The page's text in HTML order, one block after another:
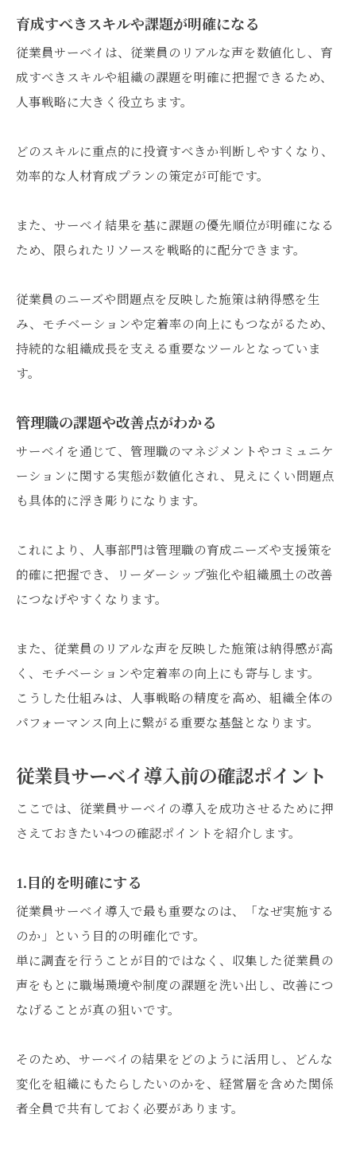
育成すべきスキルや課題が明確になる
従業員サーベイは、従業員のリアルな声を数値化し、育
成すべきスキルや組織の課題を明確に把握できるため、
人事戦略に大きく役立ちます。
どのスキルに重点的に投資すべきか判断しやすくなり、
効率的な人材育成プランの策定が可能です。
また、サーベイ結果を基に課題の優先順位が明確になる
ため、限られたリソースを戦略的に配分できます。
従業員のニーズや問題点を反映した施策は納得感を生
み、モチベーションや定着率の向上にもつながるため、
持続的な組織成長を支える重要なツールとなっていま
す。
管理職の課題や改善点がわかる
サーベイを通じて、管理職のマネジメントやコミュニケ
ーションに関する実態が数値化され、見えにくい問題点
も具体的に浮き彫りになります。
これにより、人事部門は管理職の育成ニーズや支援策を
的確に把握でき、リーダーシップ強化や組織風土の改善
につなげやすくなります。
また、従業員のリアルな声を反映した施策は納得感が高
く、モチベーションや定着率の向上にも寄与します。
こうした仕組みは、人事戦略の精度を高め、組織全体の
パフォーマンス向上に繋がる重要な基盤となります。
従業員サーベイ導入前の確認ポイント
ここでは、従業員サーベイの導入を成功させるために押
さえておきたい4つの確認ポイントを紹介します。
1.目的を明確にする
従業員サーベイ導入で最も重要なのは、「なぜ実施する
のか」という目的の明確化です。
単に調査を行うことが目的ではなく、収集した従業員の
声をもとに職場環境や制度の課題を洗い出し、改善につ
なげることが真の狙いです。
そのため、サーベイの結果をどのように活用し、どんな
変化を組織にもたらしたいのかを、経営層を含めた関係
者全員で共有しておく必要があります。